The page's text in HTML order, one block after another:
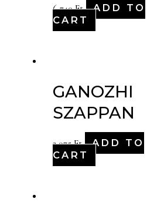
6,740Ft
ADD TO
CART
GANOZHI
SZAPPAN
2,075Ft
ADD TO
CART